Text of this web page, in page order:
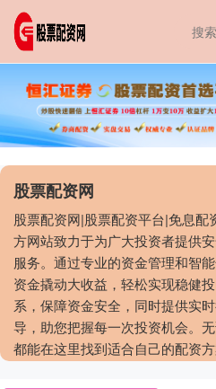
股票配资网
股票配资网|股票配资平台|免息配
方网站致力于为广大投资者提供
服务。通过专业的资金管理和智
资金撬动大收益，轻松实现稳健
系，保障资金安全，同时提供实
导，助您把握每一次投资机会。
都能在这里找到适合自己的配资